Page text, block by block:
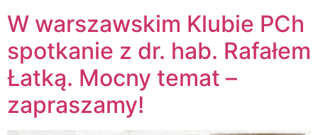
W warszawskim Klubie PCh
spotkanie z dr. hab. Rafałem
Łatką. Mocny temat –
zapraszamy!